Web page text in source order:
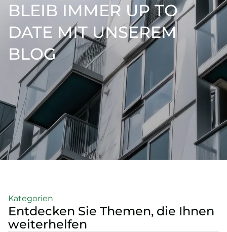
BLEIB IMMER UP TO
DATE MIT UNSEREM
BLOG
Kategorien
Entdecken Sie Themen, die Ihnen
weiterhelfen